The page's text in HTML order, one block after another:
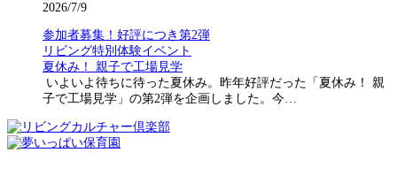
2026/7/9
参加者募集！好評につき第2弾
リビング特別体験イベント
夏休み！ 親子で工場見学
いよいよ待ちに待った夏休み。昨年好評だった「夏休み！ 親
子で工場見学」の第2弾を企画しました。今…